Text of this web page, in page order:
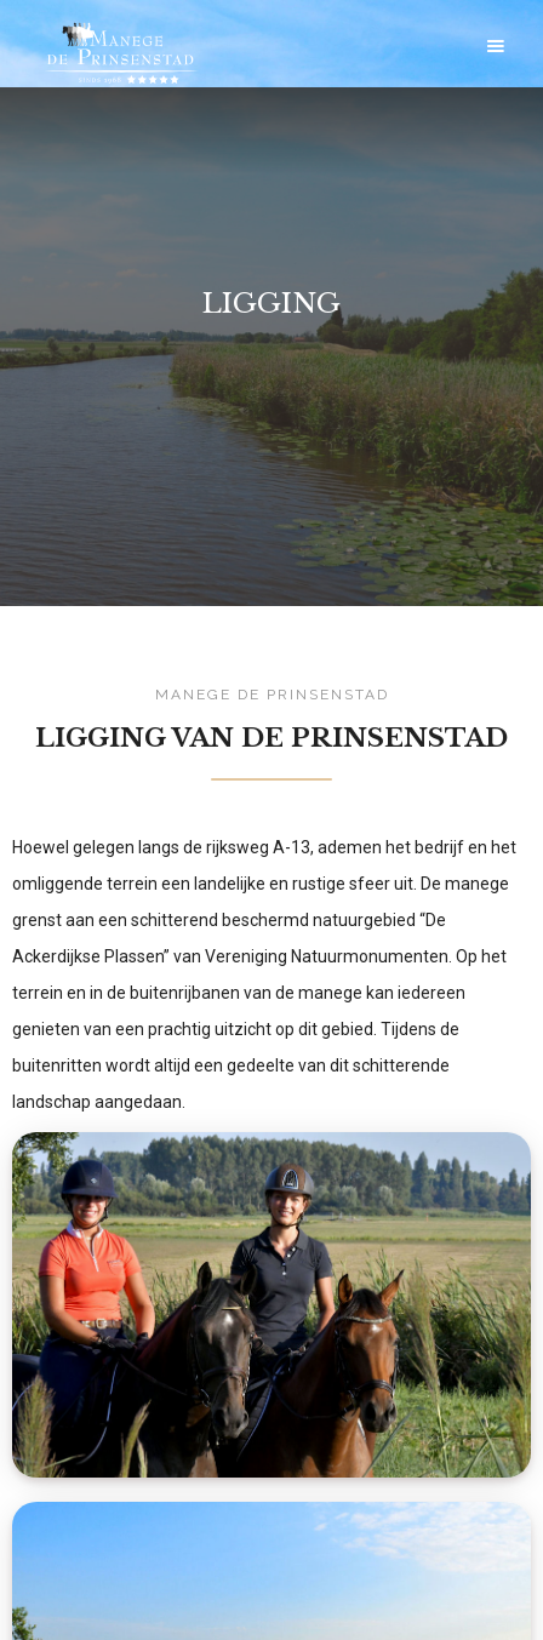
LIGGING
MANEGE DE PRINSENSTAD
LIGGING VAN DE PRINSENSTAD
Hoewel gelegen langs de rijksweg A-13, ademen het bedrijf en het
omliggende terrein een landelijke en rustige sfeer uit. De manege
grenst aan een schitterend beschermd natuurgebied “De
Ackerdijkse Plassen” van Vereniging Natuurmonumenten. Op het
terrein en in de buitenrijbanen van de manege kan iedereen
genieten van een prachtig uitzicht op dit gebied. Tijdens de
buitenritten wordt altijd een gedeelte van dit schitterende
landschap aangedaan.